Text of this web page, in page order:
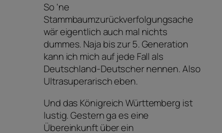
So 'ne
Stammbaumzurückverfolgungsache
wär eigentlich auch mal nichts
dummes. Naja bis zur 5. Generation
kann ich mich auf jede Fall als
Deutschland-Deutscher nennen. Also
Ultrasuperarisch eben.
Und das Königreich Württemberg ist
lustig. Gestern ga es eine
Übereinkunft über ein